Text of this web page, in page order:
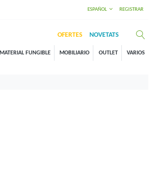
ESPAÑOL REGISTRAR
OFERTES NOVETATS
MATERIAL FUNGIBLE MOBILIARIO OUTLET VARIOS